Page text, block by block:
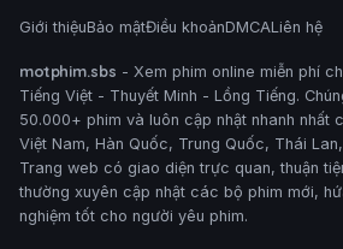
Giới thiệuBảo mậtĐiều khoảnDMCALiên hệ
motphim.sbs - Xem phim online miễn phí
Tiếng Việt - Thuyết Minh - Lồng Tiếng.
50.000+ phim và luôn cập nhật nhanh nhất
Việt Nam, Hàn Quốc, Trung Quốc, Thái
Trang web có giao diện trực quan, thuận
thường xuyên cập nhật các bộ phim mới,
nghiệm tốt cho người yêu phim.